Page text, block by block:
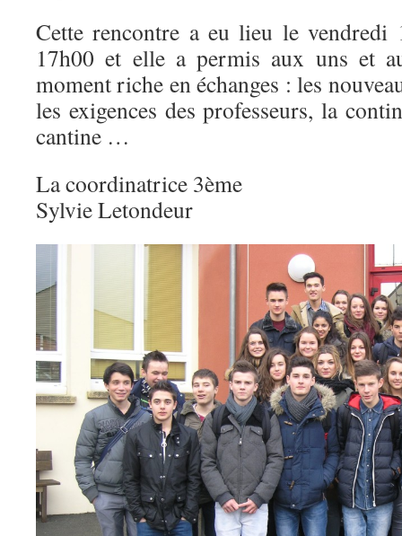
Cette rencontre a eu lieu le
17h00 et elle a permis aux uns et
moment riche en échanges : les
les exigences des professeurs, la
cantine …
La coordinatrice 3ème
Sylvie Letondeur